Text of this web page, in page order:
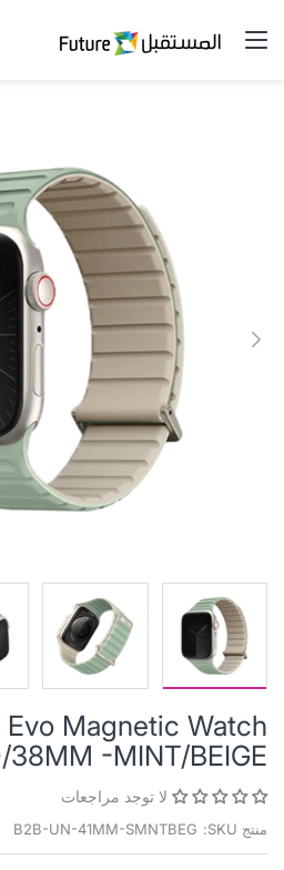
Evo Magnetic Watch
38MM -MINT/BEIGE
لا توجد مراجعات
منتج SKU: B2B-UN-41MM-SMNTBEG